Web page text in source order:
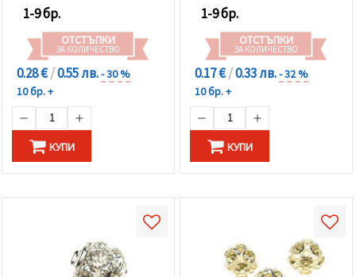
1-9 бр.
ОТСТЪПКИ
ЗА КОЛИЧЕСТВО
0.28 €/0.55 лв.- 30 %
10 бр. +
КУПИ
1-9 бр.
ОТСТЪПКИ
ЗА КОЛИЧЕСТВО
0.17 €/0.33 лв.- 32 %
10 бр. +
КУПИ